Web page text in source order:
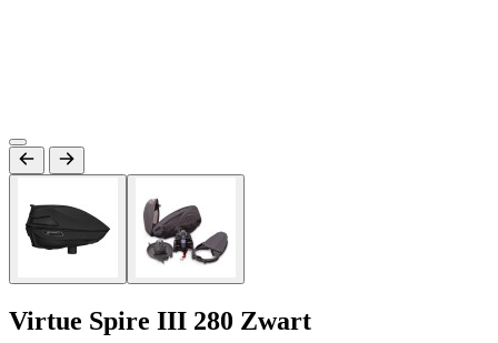
Virtue Spire III 280 Zwart